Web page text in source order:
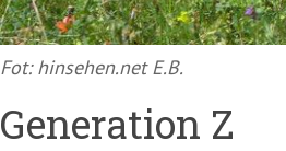
Fot: hinsehen.net E.B.
Generation Z